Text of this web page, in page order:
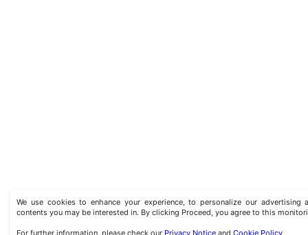
We use cookies to enhance your experience, to personalize our advertising
contents you may be interested in. By clicking Proceed, you agree to this
For further information, please check our Privacy Notice andCookie Policy